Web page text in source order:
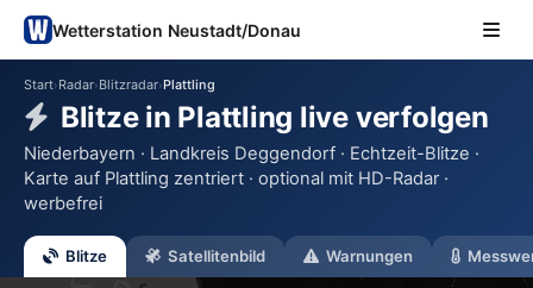
Wetterstation Neustadt/Donau
Start›Radar›Blitzradar›Plattling
Blitze in Plattling live verfolgen
Niederbayern · Landkreis Deggendorf · Echtzeit-Blitze ·
Karte auf Plattling zentriert · optional mit HD-Radar ·
werbefrei
Blitze Satellitenbild Warnungen